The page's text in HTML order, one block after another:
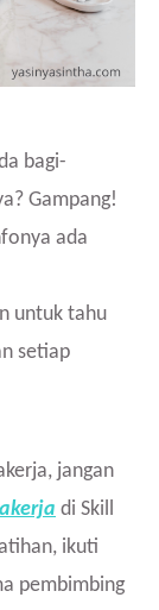
bagi-
Gampang!
ada
untuk tahu
setiap
jangan
di Skill
ikuti
pembimbing